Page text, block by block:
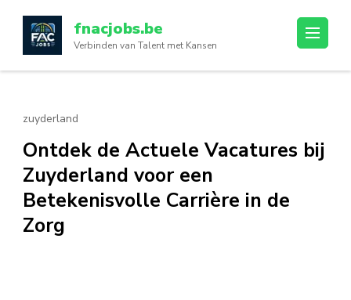
inhoud
(druk
enter)
fnacjobs.be
Verbinden van Talent met Kansen
zuyderland
Ontdek de Actuele Vacatures bij
Zuyderland voor een
Betekenisvolle Carrière in de
Zorg